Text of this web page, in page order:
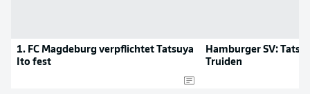
1. FC Magdeburg verpflichtet Tatsuya
Ito fest
Hamburger SV:
Truiden